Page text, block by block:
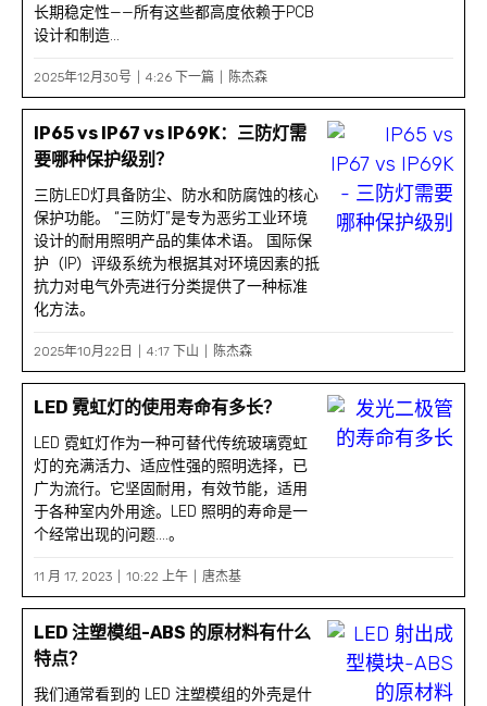
长期稳定性——所有这些都高度依赖于PCB
设计和制造...
2025年12月30号 4:26 下一篇 陈杰森
IP65 vs IP67 vs IP69K：三防灯需
要哪种保护级别？
三防LED灯具备防尘、防水和防腐蚀的核心
保护功能。 “三防灯”是专为恶劣工业环境
设计的耐用照明产品的集体术语。 国际保
护（IP）评级系统为根据其对环境因素的抵
抗力对电气外壳进行分类提供了一种标准
化方法。
2025年10月22日 4:17 下山 陈杰森
LED 霓虹灯的使用寿命有多长？
LED 霓虹灯作为一种可替代传统玻璃霓虹
灯的充满活力、适应性强的照明选择，已
广为流行。它坚固耐用，有效节能，适用
于各种室内外用途。LED 照明的寿命是一
个经常出现的问题....。
11 月 17, 2023 10:22 上午 唐杰基
LED 注塑模组-ABS 的原材料有什么
特点？
我们通常看到的 LED 注塑模组的外壳是什